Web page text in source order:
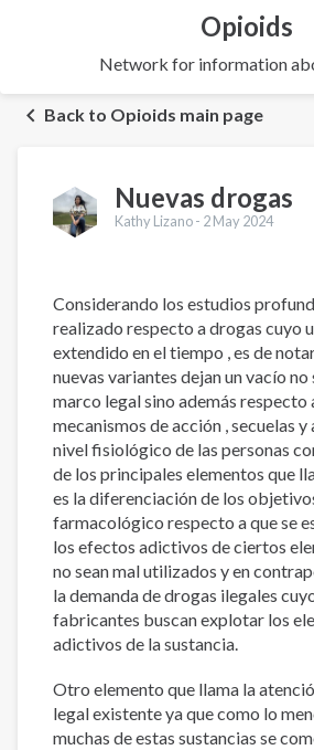
Opioids
Network for information
Back to Opioids main page
Nuevas drogas
Kathy Lizano - 2 May 2024
Considerando los estudios
realizado respecto a drogas cuyo
extendido en el tiempo , es de
nuevas variantes dejan un vacío
marco legal sino además respecto
mecanismos de acción , secuelas
nivel fisiológico de las personas
de los principales elementos que
es la diferenciación de los
farmacológico respecto a que se
los efectos adictivos de ciertos
no sean mal utilizados y en
la demanda de drogas ilegales
fabricantes buscan explotar los
adictivos de la sustancia.
Otro elemento que llama la
legal existente ya que como lo
muchas de estas sustancias se